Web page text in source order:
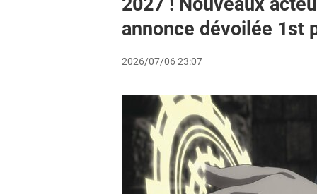
annonce dévoilée 1st
2026/07/06 23:07